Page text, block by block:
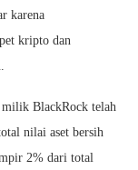
karena
kripto dan
BlackRock telah
nilai aset bersih
2% dari total